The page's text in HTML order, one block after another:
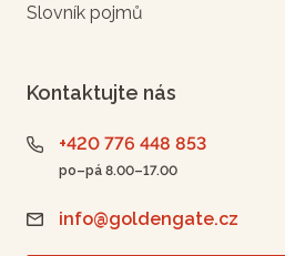
Slovník pojmů
Kontaktujte nás
+420 776 448 853
po–pá 8.00–17.00
info@goldengate.cz